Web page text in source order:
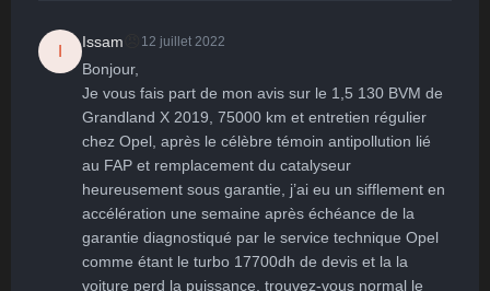
I
Issam 12 juillet 2022
Bonjour,
Je vous fais part de mon avis sur le 1,5 130 BVM de
Grandland X 2019, 75000 km et entretien régulier
chez Opel, après le célèbre témoin antipollution lié
au FAP et remplacement du catalyseur
heureusement sous garantie, j’ai eu un sifflement en
accélération une semaine après échéance de la
garantie diagnostiqué par le service technique Opel
comme étant le turbo 17700dh de devis et la la
voiture perd la puissance, trouvez-vous normal le